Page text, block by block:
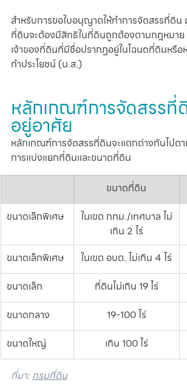
สำหรับการขอใบอนุญาตให้ทำการจัดสรรที่ดิ
ที่ดินจะต้องมีสิทธิในที่ดินถูกต้องตามกฎหมาย
เจ้าของที่ดินที่มีชื่อปรากฏอยู่ในโฉนดที่ดินหรือ
ทำประโยชน์ (น.ส.)
หลักเกณฑ์การจัดสรรที่
อยู่อาศัย
หลักเกณฑ์การจัดสรรที่ดินจะแตกต่างกันไปต
การแบ่งแยกที่ดินและขนาดที่ดิน
ขนาดที่ดิน
ขนาดเล็กพิเศษ
ในเขต กทม./เทศบาล ไม่
เกิน 2 ไร่
ขนาดเล็กพิเศษ ในเขต อบต. ไม่เกิน 4 ไร่
ขนาดเล็ก
ที่ดินไม่เกิน 19 ไร่
ขนาดกลาง
19-100 ไร่
ขนาดใหญ่
เกิน 100 ไร่
ที่มา: กรมที่ดิน